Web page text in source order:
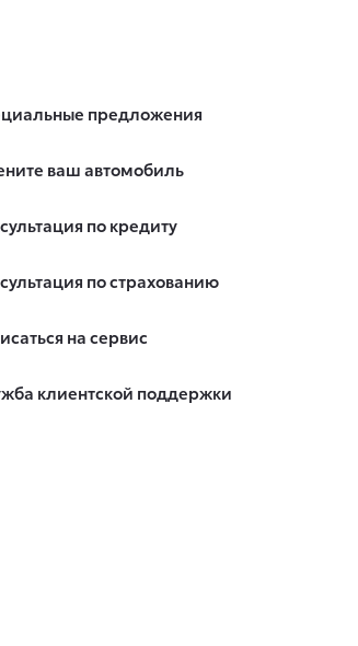
предложения
ваш автомобиль
по кредиту
по страхованию
на сервис
клиентской поддержки